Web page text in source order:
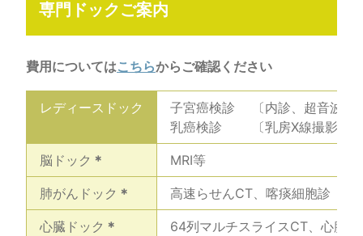
専門ドックご案内
費用についてはこちらからご確認ください
レディースドック
子宮癌検診 〔内診、超音波、
乳癌検診 〔乳房X線撮影〕
脳ドック ＊ MRI等
肺がんドック ＊ 高速らせんCT、喀痰細胞診（喫
心臓ドック ＊ 64列マルチスライスCT、心臓超